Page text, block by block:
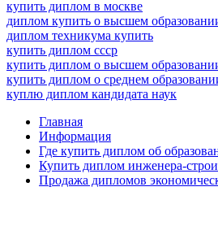
купить диплом в москве
диплом купить о высшем
диплом техникума купить
купить диплом ссср
купить диплом о высшем
купить диплом о среднем
куплю диплом кандидата наук
Главная
Информация
Где купить диплом об
Купить диплом инженера-
Продажа дипломов